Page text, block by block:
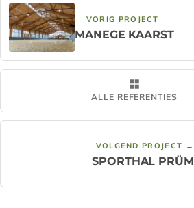
← VORIG PROJECT
MANEGE KAARST
ALLE REFERENTIES
VOLGEND PROJECT →
SPORTHAL PRÜM